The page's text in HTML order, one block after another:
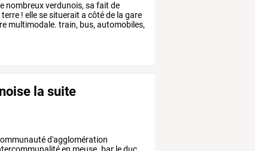
nombreuxverdunois, sa fait de
terre ! ellesesituerait a côtéde la gare
multimodale. train, bus, automobiles,
la suite
d'agglomération